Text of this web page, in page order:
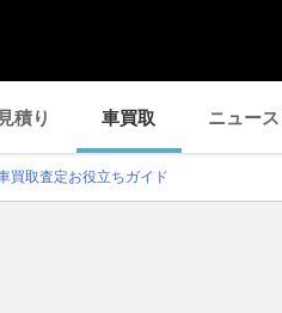
積り 車買取 ニュース
買取査定お役立ちガイド